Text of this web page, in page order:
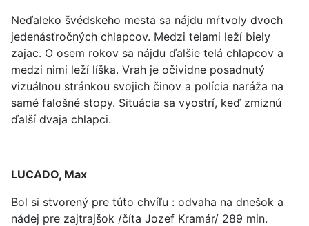
Neďaleko švédskeho mesta sa nájdu mŕtvoly dvoch
jedenásťročných chlapcov. Medzi telami leží biely
zajac. O osem rokov sa nájdu ďalšie telá chlapcov a
medzi nimi leží líška. Vrah je očividne posadnutý
vizuálnou stránkou svojich činov a polícia naráža na
samé falošné stopy. Situácia sa vyostrí, keď zmiznú
ďalší dvaja chlapci.
LUCADO, Max
Bol si stvorený pre túto chvíľu : odvaha na dnešok a
nádej pre zajtrajšok /číta Jozef Kramár/ 289 min.